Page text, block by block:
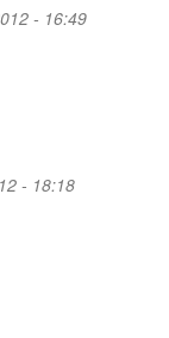
- 16:49
- 18:18